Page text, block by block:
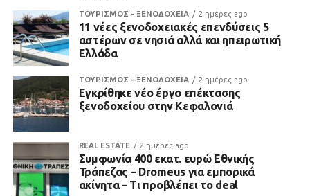
ΤΟΥΡΙΣΜΟΣ - ΞΕΝΟΔΟΧΕΙΑ 2 ημέρες ago
11 νέες ξενοδοχειακές επενδύσεις 5
αστέρων σε νησιά αλλά και ηπειρωτική
Ελλάδα
ΤΟΥΡΙΣΜΟΣ - ΞΕΝΟΔΟΧΕΙΑ 2 ημέρες ago
Εγκρίθηκε νέο έργο επέκτασης
ξενοδοχείου στην Κεφαλονιά
REAL ESTATE 2 ημέρες ago
Συμφωνία 400 εκατ. ευρώ Εθνικής
Τράπεζας – Dromeus για εμπορικά
ακίνητα – Τι προβλέπει το deal